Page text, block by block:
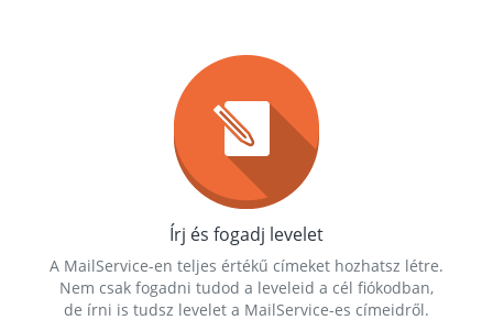
Írj és fogadj levelet
A MailService-en teljes értékű címeket hozhatsz létre.
Nem csak fogadni tudod a leveleid a cél fiókodban,
de írni is tudsz levelet a MailService-es címeidről.